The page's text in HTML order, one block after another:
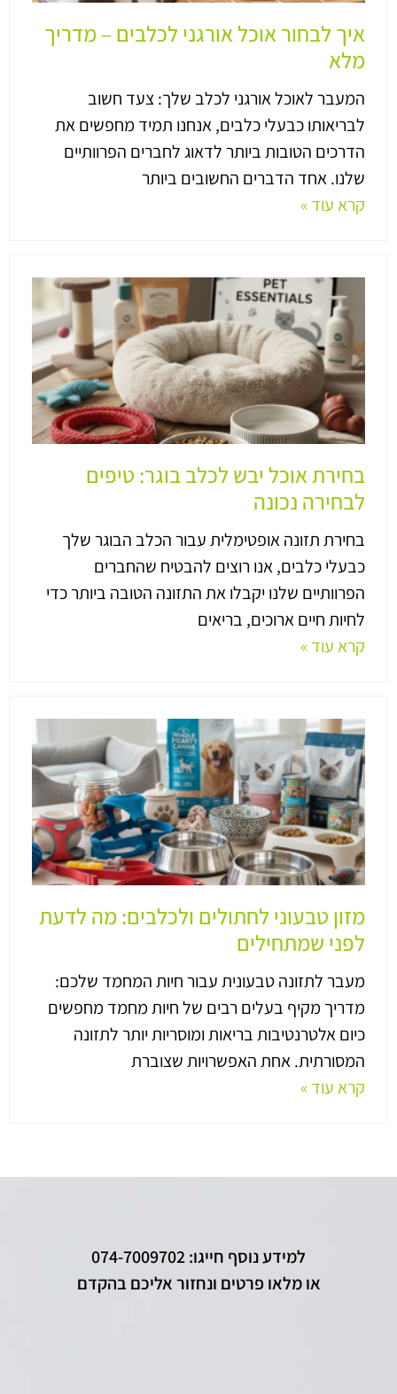
איך לבחור אוכל אורגני לכלבים – מדריך
מלא
המעבר לאוכל אורגני לכלב שלך: צעד חשוב
לבריאותו כבעלי כלבים, אנחנו תמיד מחפשים את
הדרכים הטובות ביותר לדאוג לחברים הפרוותיים
שלנו. אחד הדברים החשובים ביותר
קרא עוד »
בחירת אוכל יבש לכלב בוגר: טיפים
לבחירה נכונה
בחירת תזונה אופטימלית עבור הכלב הבוגר שלך
כבעלי כלבים, אנו רוצים להבטיח שהחברים
הפרוותיים שלנו יקבלו את התזונה הטובה ביותר כדי
לחיות חיים ארוכים, בריאים
קרא עוד »
מזון טבעוני לחתולים ולכלבים: מה לדעת
לפני שמתחילים
מעבר לתזונה טבעונית עבור חיות המחמד שלכם:
מדריך מקיף בעלים רבים של חיות מחמד מחפשים
כיום אלטרנטיבות בריאות ומוסריות יותר לתזונה
המסורתית. אחת האפשרויות שצוברת
קרא עוד »
למידע נוסף חייגו: 074-7009702
או מלאו פרטים ונחזור אליכם בהקדם